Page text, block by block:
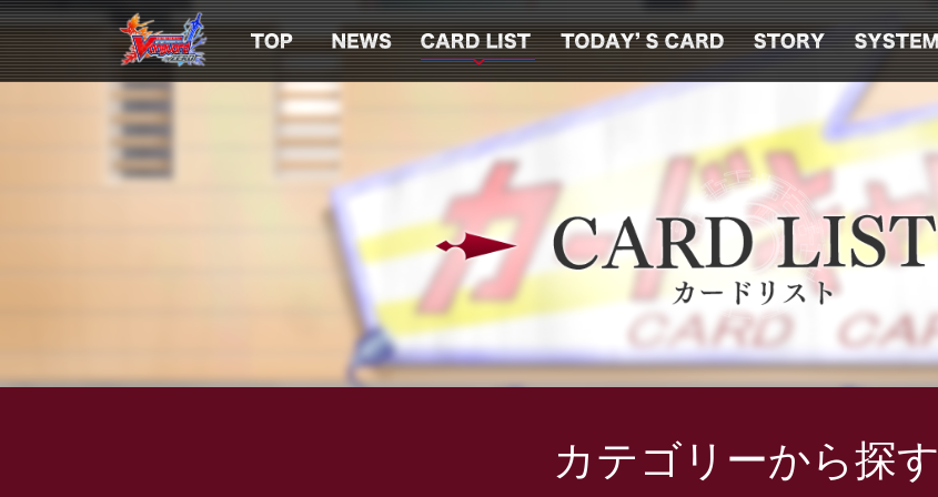
カテゴリーから探す